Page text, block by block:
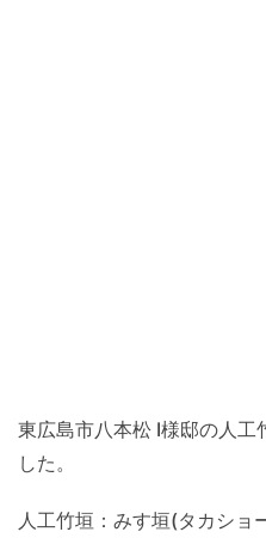
東広島市八本松 I様邸の人工
した。
人工竹垣：みす垣(タカショ